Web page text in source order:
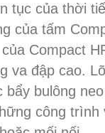
tục của thời
của tấm
Compact
va đập cao.
bulông
công trình